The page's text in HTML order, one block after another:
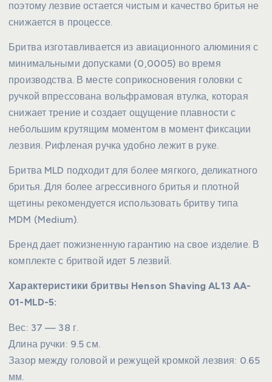
поэтому лезвие остается чистым и качество бритья не
снижается в процессе.
Бритва изготавливается из авиационного алюминия с
минимальными допусками (0,0005) во время
производства. В месте соприкосновения головки с
ручкой впрессована вольфрамовая втулка, которая
снижает трение и создает ощущение плавности с
небольшим крутящим моментом в момент фиксации
лезвия. Рифленая ручка удобно лежит в руке.
Бритва MLD подходит для более мягкого, деликатного
бритья. Для более агрессивного бритья и плотной
щетины рекомендуется использовать бритву типа
MDM (Medium).
Бренд дает пожизненную гарантию на свое изделие. В
комплекте с бритвой идет 5 лезвий.
Характеристики бритвы Henson Shaving AL13 AA-
01-MLD-5:
Вес: 37 — 38 г.
Длина ручки: 9.5 см.
Зазор между головой и режущей кромкой лезвия: 0.65
мм.